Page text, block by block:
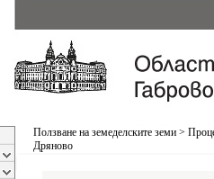
Ползване на земеделските земи >
Дряново